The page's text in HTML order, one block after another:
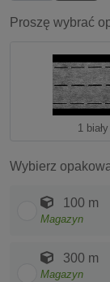
Proszę wybrać
1 biały
Wybierz
100 m
Magazyn
300 m
Magazyn